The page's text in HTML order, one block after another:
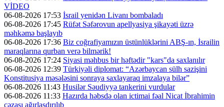
VİDEO
06-08-2026 17:53 İsrail yenidən Livanı bombaladı
06-08-2026 17:45 Rüfət Səfərovun apellyasiya şikayəti üzrə
məhkəmə başlayıb
06-08-2026 17:36 Biz coğrafiyamızın üstünlüklərini ABŞ-ın, İsrailin
maraqlarına qurban verə bilmərik!
06-08-2026 17:24 Siyasi məhbus bir həftədir "kars"da saxlanılır
06-08-2026 12:39 Türkiyəli diplomat: “Azərbaycan sülh sazişini
Konstitusiya məsələsini sonraya saxlayaraq imzalaya bilər”
06-08-2026 11:43 Husilər Səudiyyə tankerini vurdular
06-08-2026 11:33 Hazırda həbsdə olan ictimai fəal Nicat İbrahimin
cəzası ağırlaşdırılıb